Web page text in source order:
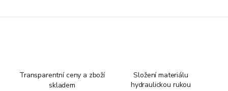
Transparentní ceny a zboží
skladem
Složení materiálu
hydraulickou rukou